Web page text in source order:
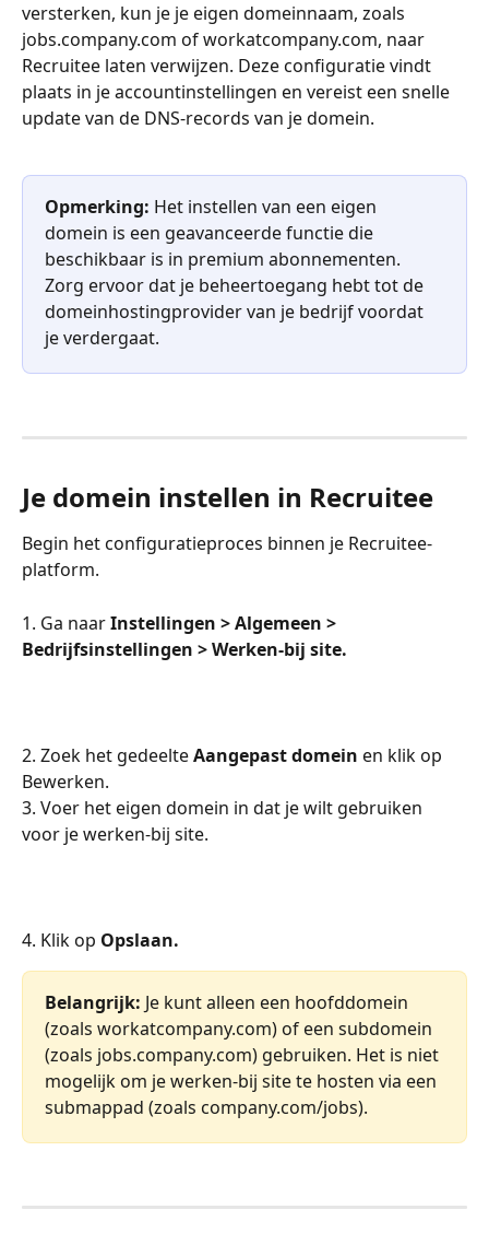
versterken, kun je je eigen domeinnaam, zoals
jobs.company.com of workatcompany.com, naar
Recruitee laten verwijzen. Deze configuratie vindt
plaats in je accountinstellingen en vereist een snelle
update van de DNS-records van je domein.
Opmerking: Het instellen van een eigen
domein is een geavanceerde functie die
beschikbaar is in premium abonnementen.
Zorg ervoor dat je beheertoegang hebt tot de
domeinhostingprovider van je bedrijf voordat
je verdergaat.
Je domein instellen in Recruitee
Begin het configuratieproces binnen je Recruitee-
platform.
1. Ga naar Instellingen > Algemeen >
Bedrijfsinstellingen > Werken-bij site.
2. Zoek het gedeelte Aangepast domein en klik op
Bewerken.
3. Voer het eigen domein in dat je wilt gebruiken
voor je werken-bij site.
4. Klik op Opslaan.
Belangrijk: Je kunt alleen een hoofddomein
(zoals workatcompany.com) of een subdomein
(zoals jobs.company.com) gebruiken. Het is niet
mogelijk om je werken-bij site te hosten via een
submappad (zoals company.com/jobs).